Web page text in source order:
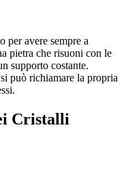
per avere sempre a
pietra che risuoni con le
supporto costante.
può richiamare la propria
Cristalli